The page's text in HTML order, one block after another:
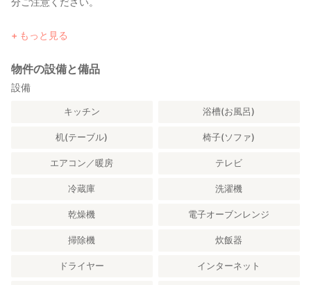
なお、当館はスタッフが常駐しない無人施設でございます。その
アウト後のお荷物のお預かりを承っておりません。
当館には専用駐車場のご用意がございません。
ますようお願い申し上げます。
【入室について】
ご予約いただいた人数以外の方の入室は固くお断りいたします。
【禁煙について】
消臭にかかる全額のクリーニング費用と、その期間中の休業補償
お部屋に設置されているハウスルールを熟読し、ご理解いただい
た上でご利用いただきますようお願い申し上げます。
もっと見る
物件の設備と備品
設備
キッチン 浴槽(お風呂)
机(テーブル) 椅子(ソファ)
エアコン／暖房 テレビ
冷蔵庫 洗濯機
乾燥機 電子オーブンレンジ
掃除機 炊飯器
ドライヤー インターネット